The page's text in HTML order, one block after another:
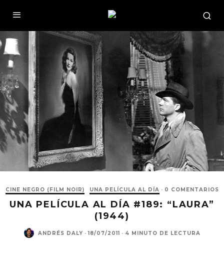
CINE NEGRO (FILM NOIR) UNA PELÍCULA AL DÍA · 0 COMENTARIOS
UNA PELÍCULA AL DÍA #189: “LAURA”
(1944)
ANDRÉS DALY · 18/07/2011 · 4 MINUTO DE LECTURA